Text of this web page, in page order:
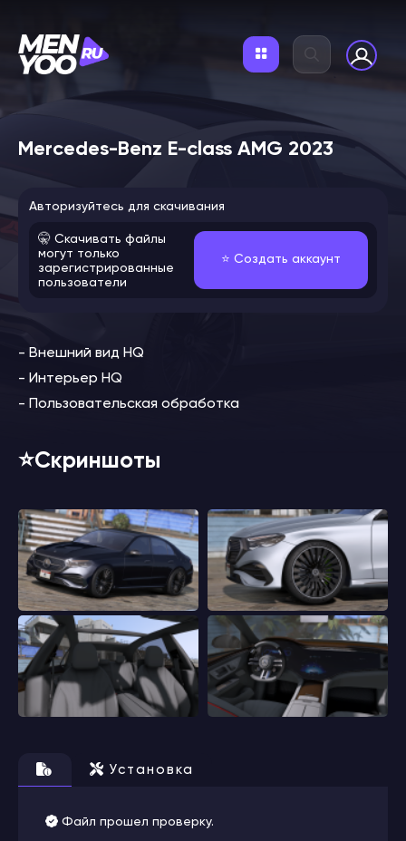
Mercedes-Benz E-class AMG 2023
Авторизуйтесь для скачивания
🤫 Скачивать файлы
могут только
зарегистрированные
пользователи
⭐️ Создать аккаунт
- Внешний вид HQ
- Интерьер HQ
- Пользовательская обработка
⭐️Скриншоты
Установка
Файл прошел проверку.